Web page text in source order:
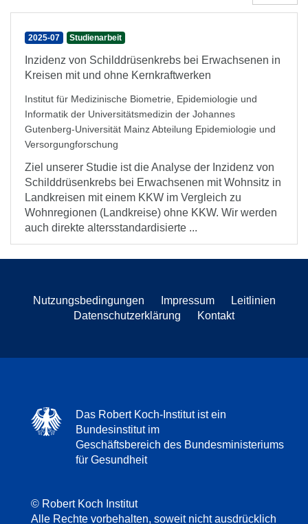
2025-07 Studienarbeit
Inzidenz von Schilddrüsenkrebs bei Erwachsenen in
Kreisen mit und ohne Kernkraftwerken
Institut für Medizinische Biometrie, Epidemiologie und
Informatik der Universitätsmedizin der Johannes
Gutenberg-Universität Mainz Abteilung Epidemiologie und
Versorgungforschung
Ziel unserer Studie ist die Analyse der Inzidenz von
Schilddrüsenkrebs bei Erwachsenen mit Wohnsitz in
Landkreisen mit einem KKW im Vergleich zu
Wohnregionen (Landkreise) ohne KKW. Wir werden
auch direkte altersstandardisierte ...
Nutzungsbedingungen Impressum
Leitlinien
Datenschutzerklärung
Kontakt
Das Robert Koch-Institut ist ein
Bundesinstitut im
Geschäftsbereich des Bundesministeriums
für Gesundheit
© Robert Koch Institut
Alle Rechte vorbehalten, soweit nicht ausdrücklich